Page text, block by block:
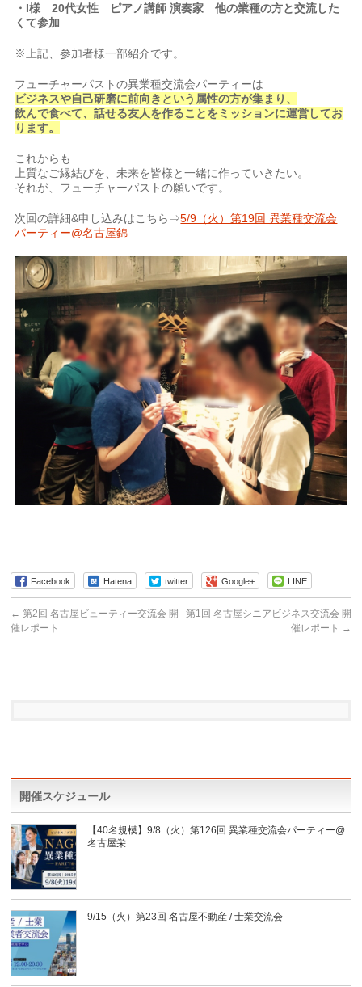
・I様 20代女性 ピアノ講師 演奏家 他の業種の方と交流した
くて参加
※上記、参加者様一部紹介です。
フューチャーパストの異業種交流会パーティーは
ビジネスや自己研磨に前向きという属性の方が集まり、
飲んで食べて、話せる友人を作ることをミッションに運営してお
ります。
これからも
上質なご縁結びを、未来を皆様と一緒に作っていきたい。
それが、フューチャーパストの願いです。
次回の詳細&申し込みはこちら⇒5/9（火）第19回 異業種交流会
パーティー@名古屋錦
Facebook Hatena twitter Google+ LINE
← 第2回 名古屋ビューティー交流会 開
催レポート
第1回 名古屋シニアビジネス交流会 開
催レポート →
開催スケジュール
【40名規模】9/8（火）第126回 異業種交流会パーティー@
名古屋栄
9/15（火）第23回 名古屋不動産 / 士業交流会